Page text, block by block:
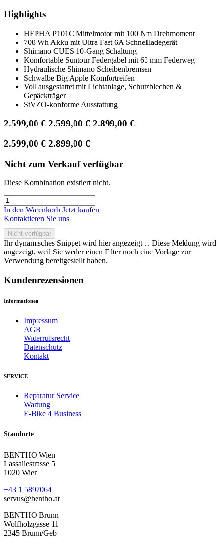
Highlights
HEPHA P101C Mittelmotor mit 100 Nm Drehmoment
708 Wh Akku mit Ultra Fast 6A Schnellladegerät
Shimano CUES 10-Gang Schaltung
Komfortable Suntour Federgabel mit 63 mm Federweg
Hydraulische Shimano Scheibenbremsen
Schwalbe Big Apple Komfortreifen
Voll ausgestattet mit Lichtanlage, Schutzblechen &
Gepäckträger
StVZO-konforme Ausstattung
2.599,00 € 2.599,00€ 2.899,00€
2.599,00 € 2.899,00€
Nicht zum Verkauf verfügbar
Diese Kombination existiert nicht.
In den Warenkorb Jetzt kaufen
Kontaktieren Sie uns
Nicht verfügbar
Ihr dynamisches Snippet wird hier angezeigt ... Diese Meldung wird
angezeigt, weil Sie weder einen Filter noch eine Vorlage zur
Verwendung bereitgestellt haben.
Kundenrezensionen
Informationen
Impressum
AGB
Widerrufsrecht
Datenschutz
Kontakt
SERVICE
Reparatur Service
Wartung
E-Bike 4 Business
Standorte
BENTHO Wien
Lassallestrasse 5
1020 Wien
+43 1 5897064
servus@bentho.at
BENTHO Brunn
Wolfholzgasse 11
2345 Brunn/Geb